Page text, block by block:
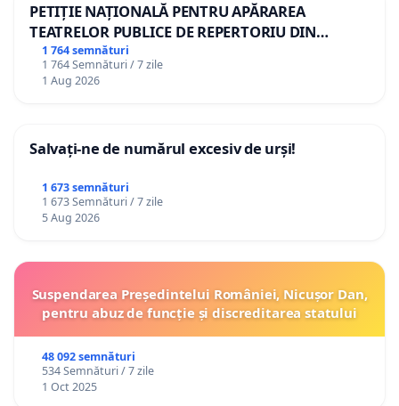
PETIȚIE NAȚIONALĂ PENTRU APĂRAREA
TEATRELOR PUBLICE DE REPERTORIU DIN
ROMÂNIA
1 764 semnături
1 764 Semnături / 7 zile
1 Aug 2026
Salvați-ne de numărul excesiv de urși!
1 673 semnături
1 673 Semnături / 7 zile
5 Aug 2026
Suspendarea Președintelui României, Nicușor Dan,
pentru abuz de funcție și discreditarea statului
48 092 semnături
534 Semnături / 7 zile
1 Oct 2025